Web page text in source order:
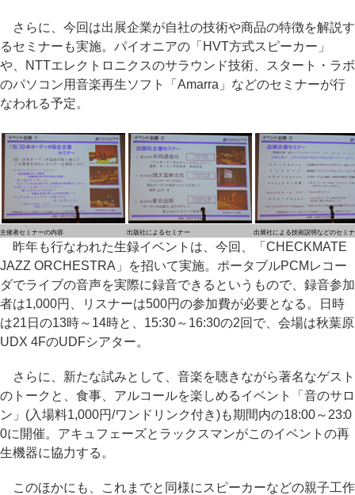
さらに、今回は出展企業が自社の技術や商品の特徴を解説す
るセミナーも実施。パイオニアの「HVT方式スピーカー」
や、NTTエレクトロニクスのサラウンド技術、スタート・ラボ
のパソコン用音楽再生ソフト「Amarra」などのセミナーが行
なわれる予定。
主催者セミナーの内容 出版社によるセミナー 出展社による技術説明などのセミ
昨年も行なわれた生録イベントは、今回、「CHECKMATE
JAZZ ORCHESTRA」を招いて実施。ポータブルPCMレコー
ダでライブの音声を実際に録音できるというもので、録音参加
者は1,000円、リスナーは500円の参加費が必要となる。日時
は21日の13時～14時と、15:30～16:30の2回で、会場は秋葉原
UDX 4FのUDFシアター。
さらに、新たな試みとして、音楽を聴きながら著名なゲスト
のトークと、食事、アルコールを楽しめるイベント「音のサロ
ン」(入場料1,000円/ワンドリンク付き)も期間内の18:00～23:0
0に開催。アキュフェーズとラックスマンがこのイベントの再
生機器に協力する。
このほかにも、これまでと同様にスピーカーなどの親子工作